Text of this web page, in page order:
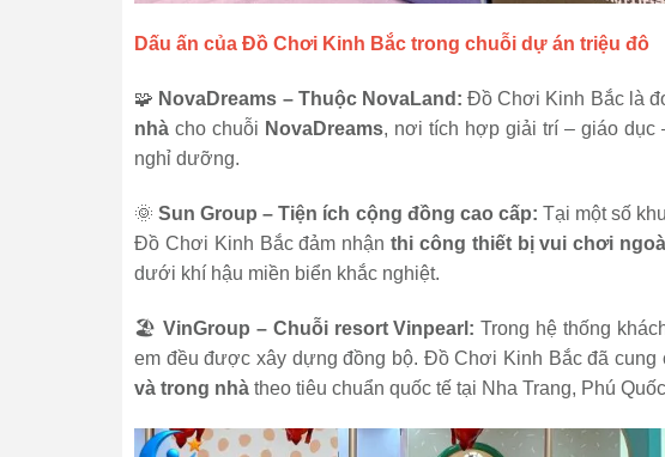
Dấu ấn của Đồ Chơi Kinh Bắc trong chuỗi dự án triệu đô
🧩 NovaDreams – Thuộc NovaLand:Đồ Chơi Kinh Bắc là
nhà cho chuỗi NovaDreams, nơi tích hợp giải trí – giáo dục
nghỉ dưỡng.
🌞Sun Group – Tiện ích cộng đồng cao cấp: Tại một số
Đồ Chơi Kinh Bắc đảm nhậnthi công thiết bị vui chơi
dưới khí hậu miền biển khắc nghiệt.
🏖️ VinGroup – Chuỗi resort Vinpearl:Trong hệ thống
em đều được xây dựng đồng bộ. Đồ Chơi Kinh Bắc đã cung
và trong nhà theo tiêu chuẩn quốc tế tại Nha Trang, Phú